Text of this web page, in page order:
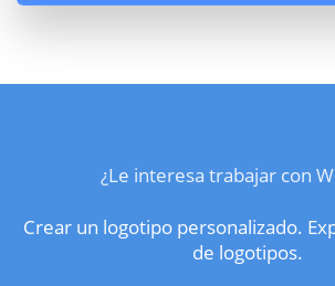
¿Le interesa trabajar con
Crear un logotipo personalizado.
de logotipos.